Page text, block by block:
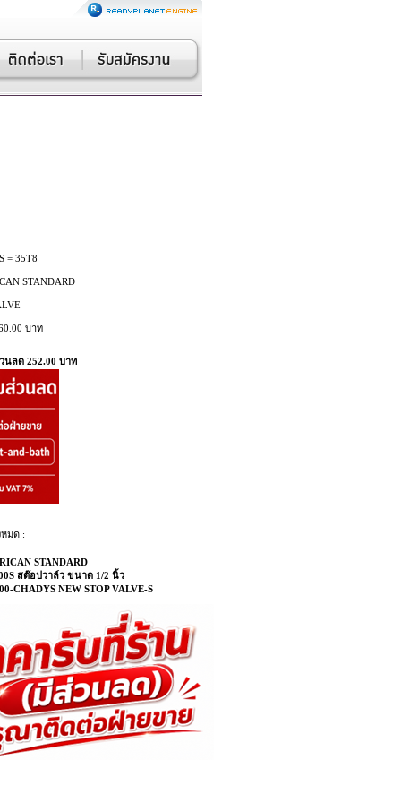
= 35T8
STANDARD
บาท
นลด 252.00 บาท
หมด :
STANDARD
สต๊อปวาล์ว ขนาด 1/2 นิ้ว
CHADYS NEW STOP VALVE-S